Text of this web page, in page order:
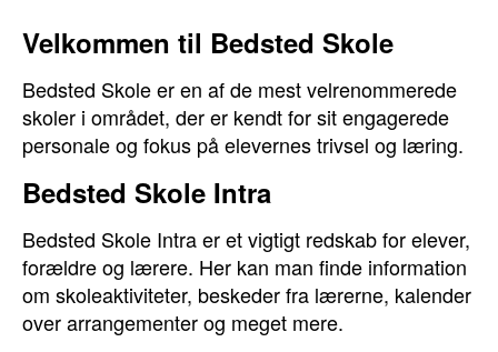
Velkommen til Bedsted Skole
Bedsted Skole er en af de mest velrenommerede
skoler i området, der er kendt for sit engagerede
personale og fokus på elevernes trivsel og læring.
Bedsted Skole Intra
Bedsted Skole Intra er et vigtigt redskab for elever,
forældre og lærere. Her kan man finde information
om skoleaktiviteter, beskeder fra lærerne, kalender
over arrangementer og meget mere.